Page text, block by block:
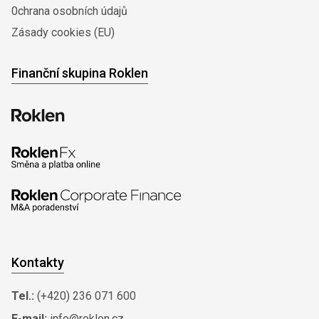
0chrana osobních údajů
Zásady cookies (EU)
Finanční skupina Roklen
Kontakty
Tel.: (+420) 236 071 600